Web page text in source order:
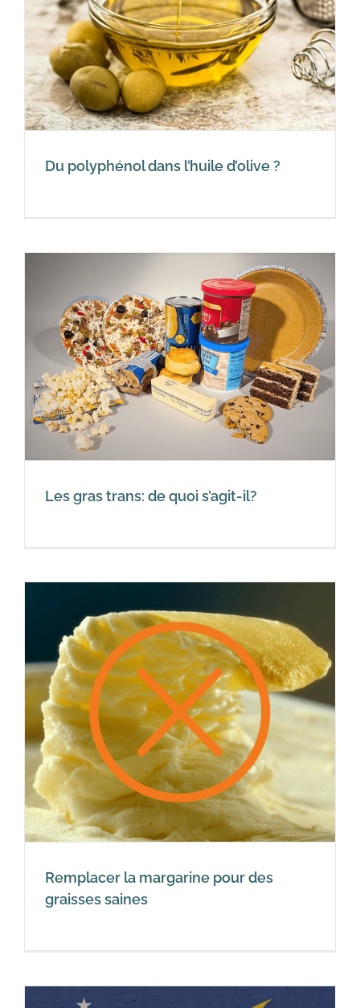
Du polyphénol dans l’huile d’olive ?
Les gras trans: de quoi s’agit-il?
Remplacer la margarine pour des
graisses saines